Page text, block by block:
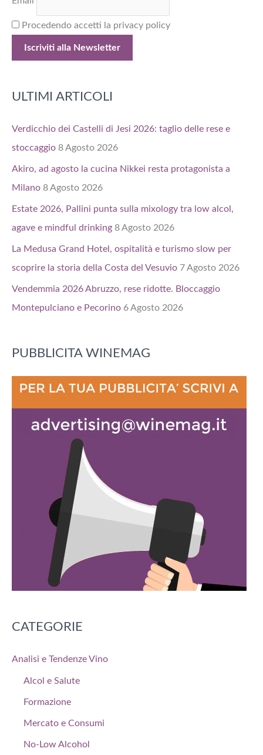
Procedendo accetti la privacy policy
ULTIMI ARTICOLI
Verdicchio dei Castelli di Jesi 2026: taglio delle rese e
stoccaggio 8 Agosto 2026
Akiro, ad agosto la cucina Nikkei resta protagonista a
Milano 8 Agosto 2026
Estate 2026, Pallini punta sulla mixology tra low alcol,
agave e mindful drinking 8 Agosto 2026
La Medusa Grand Hotel, ospitalità e turismo slow per
scoprire la storia della Costa del Vesuvio 7 Agosto 2026
Vendemmia 2026 Abruzzo, rese ridotte. Bloccaggio
Montepulciano e Pecorino 6 Agosto 2026
PUBBLICITA WINEMAG
CATEGORIE
Analisi e Tendenze Vino
Alcol e Salute
Formazione
Mercato e Consumi
No-Low Alcohol